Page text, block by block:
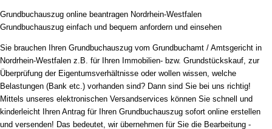
Grundbuchauszug online beantragen Nordrhein-Westfalen
Grundbuchauszug einfach und bequem anfordern und einsehen
Sie brauchen Ihren Grundbuchauszug vom Grundbuchamt / Amtsgericht in
Nordrhein-Westfalen z.B. für Ihren Immobilien- bzw. Grundstückskauf, zur
Überprüfung der Eigentumsverhältnisse oder wollen wissen, welche
Belastungen (Bank etc.) vorhanden sind? Dann sind Sie bei uns richtig!
Mittels unseres elektronischen Versandservices können Sie schnell und
kinderleicht Ihren Antrag für Ihren Grundbuchauszug sofort online erstellen
und versenden! Das bedeutet, wir übernehmen für Sie die Bearbeitung -